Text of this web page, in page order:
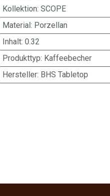
Kollektion: SCOPE
Material: Porzellan
Inhalt: 0.32
Produkttyp: Kaffeebecher
Hersteller: BHS Tabletop